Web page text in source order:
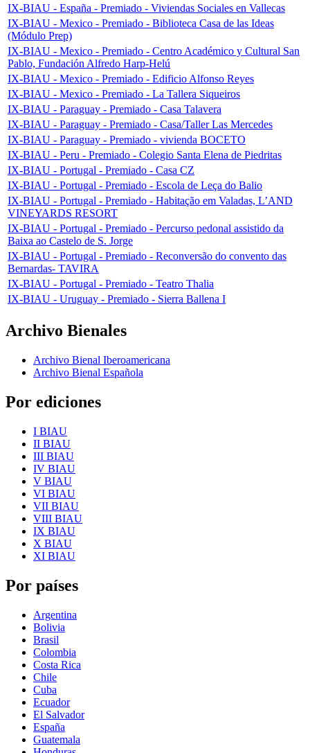
IX-BIAU - España - Premiado - Viviendas Sociales en Vallecas
IX-BIAU - Mexico - Premiado - Biblioteca Casa de las Ideas
(Módulo Prep)
IX-BIAU - Mexico - Premiado - Centro Académico y Cultural San
Pablo, Fundación Alfredo Harp-Helú
IX-BIAU - Mexico - Premiado - Edificio Alfonso Reyes
IX-BIAU - Mexico - Premiado - La Tallera Siqueiros
IX-BIAU - Paraguay - Premiado - Casa Talavera
IX-BIAU - Paraguay - Premiado - Casa/Taller Las Mercedes
IX-BIAU - Paraguay - Premiado - vivienda BOCETO
IX-BIAU - Peru - Premiado - Colegio Santa Elena de Piedritas
IX-BIAU - Portugal - Premiado - Casa CZ
IX-BIAU - Portugal - Premiado - Escola de Leça do Balio
IX-BIAU - Portugal - Premiado - Habitação em Valadas, L’AND
VINEYARDS RESORT
IX-BIAU - Portugal - Premiado - Percurso pedonal assistido da
Baixa ao Castelo de S. Jorge
IX-BIAU - Portugal - Premiado - Reconversão do convento das
Bernardas- TAVIRA
IX-BIAU - Portugal - Premiado - Teatro Thalia
IX-BIAU - Uruguay - Premiado - Sierra Ballena I
Archivo Bienales
Archivo Bienal Iberoamericana
Archivo Bienal Española
Por ediciones
I BIAU
II BIAU
III BIAU
IV BIAU
V BIAU
VI BIAU
VII BIAU
VIII BIAU
IX BIAU
X BIAU
XI BIAU
Por países
Argentina
Bolivia
Brasil
Colombia
Costa Rica
Chile
Cuba
Ecuador
El Salvador
España
Guatemala